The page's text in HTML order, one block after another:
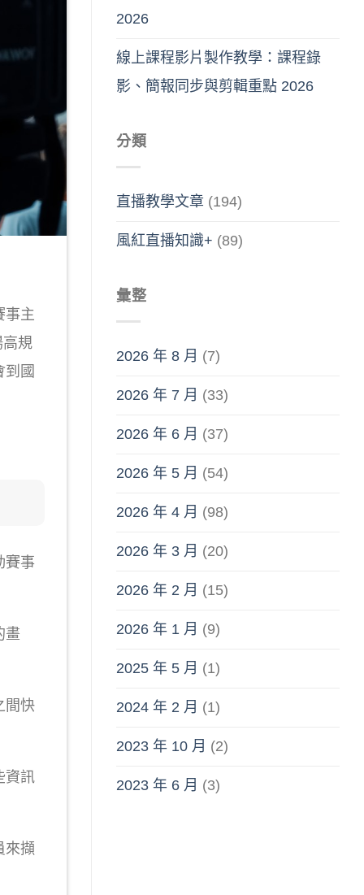
事主
高規
到國
賽事
畫
間快
資訊
來擷
2026
線上課程影片製作教學：課程錄
影、簡報同步與剪輯重點 2026
分類
直播教學文章 (194)
風紅直播知識+ (89)
彙整
2026 年 8 月 (7)
2026 年 7 月 (33)
2026 年 6 月 (37)
2026 年 5 月 (54)
2026 年 4 月 (98)
2026 年 3 月 (20)
2026 年 2 月 (15)
2026 年 1 月 (9)
2025 年 5 月 (1)
2024 年 2 月 (1)
2023 年 10 月 (2)
2023 年 6 月 (3)